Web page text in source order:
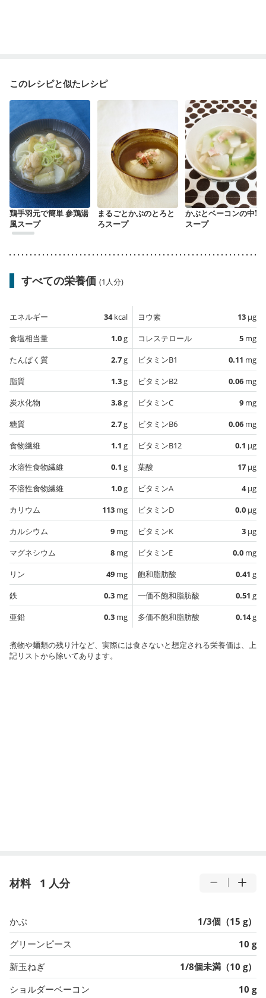
このレシピと似たレシピ
鶏手羽元で簡単 参鶏湯
風スープ
まるごとかぶのとろと
ろスープ
かぶとベーコンの中華
スープ
すべての栄養価 (1人分)
エネルギー 34kcal
食塩相当量
1.0g
たんぱく質
2.7g
脂質
1.3g
炭水化物
3.8g
糖質
2.7g
食物繊維
1.1 g
水溶性食物繊維
0.1 g
不溶性食物繊維
1.0g
カリウム
113 mg
カルシウム
9 mg
マグネシウム
8 mg
リン
49 mg
鉄
0.3 mg
亜鉛
0.3 mg
ヨウ素 13 µg
コレステロール
5 mg
ビタミンB1
0.11 mg
ビタミンB2
0.06 mg
ビタミンC
9 mg
ビタミンB6
0.06 mg
ビタミンB12
0.1 µg
葉酸
17 µg
ビタミンA
4µg
ビタミンD
0.0 µg
ビタミンK
3 µg
ビタミンE
0.0 mg
飽和脂肪酸
0.41 g
一価不飽和脂肪酸
0.51 g
多価不飽和脂肪酸
0.14g
煮物や麺類の残り汁など、実際には食さないと想定される栄養価は、上
記リストから除いてあります。
材料 1 人分
かぶ
1/3個（15 g）
グリーンピース
10 g
新玉ねぎ
1/8個未満（10 g）
ショルダーベーコン
10 g